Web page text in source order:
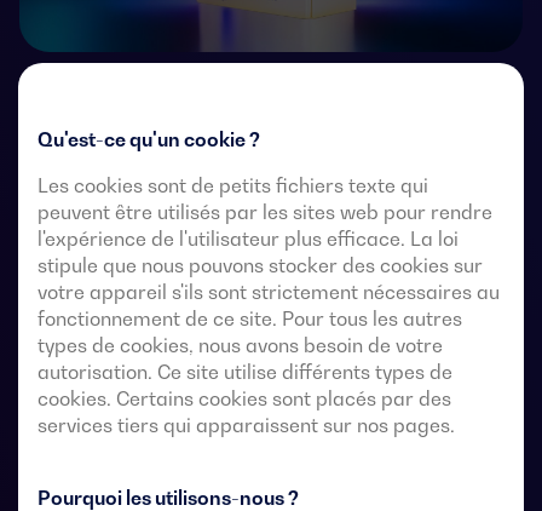
Qu'est-ce qu'un cookie ?
Les cookies sont de petits fichiers texte qui
peuvent être utilisés par les sites web pour rendre
l'expérience de l'utilisateur plus efficace. La loi
stipule que nous pouvons stocker des cookies sur
votre appareil s'ils sont strictement nécessaires au
fonctionnement de ce site. Pour tous les autres
types de cookies, nous avons besoin de votre
autorisation. Ce site utilise différents types de
cookies. Certains cookies sont placés par des
services tiers qui apparaissent sur nos pages.
Pourquoi les utilisons-nous ?
avec une coupure entièrement apparente. Ils
triphasées par l’intermédiaire de contacts à distance
exempts de tension, à partir d’un contrôleur
automatique externe, utilisant une logique d’impulsions
ou un interrupteur.
Ils sont conçus pour être utilisés dans des systèmes
d’alimentation à basse tension où une interruption de
l’alimentation de la charge est acceptable pendant le
transfert.